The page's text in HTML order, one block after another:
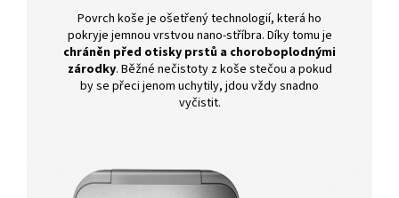
Povrch koše je ošetřený technologií, která ho
pokryje jemnou vrstvou nano-stříbra. Díky tomu je
chráněn před otisky prstů a choroboplodnými
zárodky. Běžné nečistoty z koše stečou a pokud
by se přeci jenom uchytily, jdou vždy snadno
vyčistit.